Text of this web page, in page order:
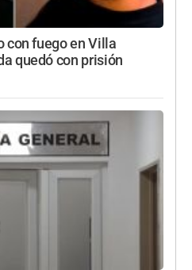
con fuego en Villa
quedó con prisión